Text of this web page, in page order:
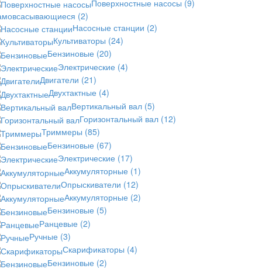
Поверхностные насосы (9)
(2)
Насосные станции (2)
Культиваторы (24)
Бензиновые (20)
Электрические (4)
Двигатели (21)
Двухтактные (4)
Вертикальный вал (5)
Горизонтальный вал (12)
Триммеры (85)
Бензиновые (67)
Электрические (17)
Аккумуляторные (1)
Опрыскиватели (12)
Аккумуляторные (2)
Бензиновые (5)
Ранцевые (2)
Ручные (3)
Скарификаторы (4)
Бензиновые (2)